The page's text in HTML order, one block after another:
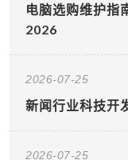
电脑选购维护指
2026
2026-07-25
新闻行业科技开
2026-07-25